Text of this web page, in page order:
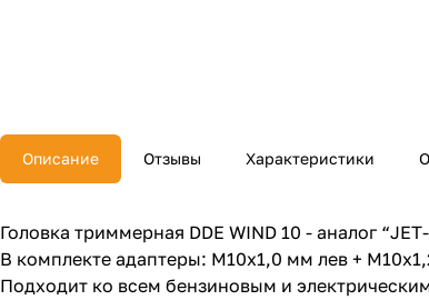
Описание Отзывы Характеристики
Головка триммерная DDE WIND 10 - аналог
В комплекте адаптеры: М10х1,0 мм лев +
Подходит ко всем бензиновым и